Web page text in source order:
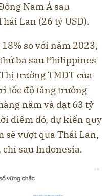
Nam Á sau
Lan (26 tỷ USD).
so với năm 2023,
ba sau Philippines
trường TMĐT của
tốc độ tăng trưởng
năm và đạt 63 tỷ
điểm đó, dự kiến quy
sẽ vượt qua Thái Lan,
sau Indonesia.